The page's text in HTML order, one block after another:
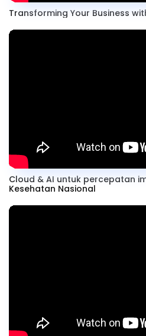
Transforming Your Business
Cloud & AI untuk percepatan
Kesehatan Nasional